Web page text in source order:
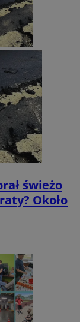
świeżo
Około